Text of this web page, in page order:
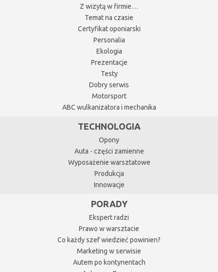
Z wizytą w firmie…
Temat na czasie
Certyfikat oponiarski
Personalia
Ekologia
Prezentacje
Testy
Dobry serwis
Motorsport
ABC wulkanizatora i mechanika
TECHNOLOGIA
Opony
Auta - części zamienne
Wyposażenie warsztatowe
Produkcja
Innowacje
PORADY
Ekspert radzi
Prawo w warsztacie
Co każdy szef wiedzieć powinien?
Marketing w serwisie
Autem po kontynentach